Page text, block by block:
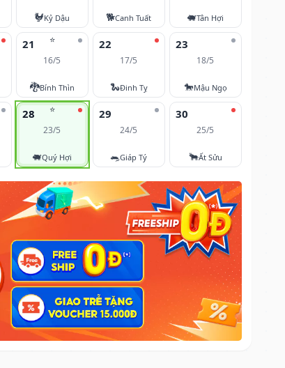
🐓Kỷ Dậu 🐕Canh Tuất 🐖Tân Hợi
⭐
21
16/5
🐉Bính Thìn
22
17/5
🐍Đinh Tỵ
23
18/5
🐎Mậu Ngọ
⭐
28
23/5
🐖Quý Hợi
29
24/5
🐀Giáp Tý
30
25/5
🐂Ất Sửu